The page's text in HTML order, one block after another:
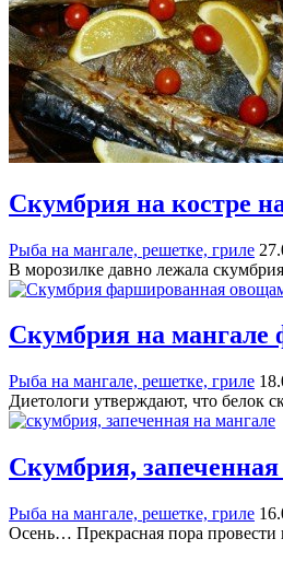
Скумбрия на костре
Рыба на мангале, решетке, гриле
В морозилке давно лежала
Скумбрия на
Рыба на мангале, решетке, гриле
Диетологи утверждают, что белок
Скумбрия,
Рыба на мангале, решетке, гриле
Осень… Прекрасная пора провести